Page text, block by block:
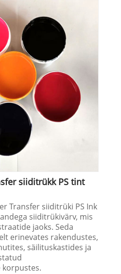
siiditrükk PS tint
Transfer siiditrüki PS Ink
siiditrükivärv, mis
jaoks. Seda
erinevates rakendustes,
säilituskastides ja